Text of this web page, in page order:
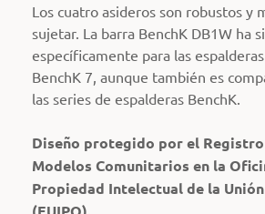
Los cuatro asideros son robustos y
sujetar. La barra BenchK DB1W ha
específicamente para las
BenchK 7, aunque también es
las series de espalderas BenchK.
Diseño protegido por el
Modelos Comunitarios en la
Propiedad Intelectual de la